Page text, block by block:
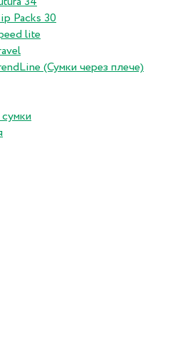
Packs 30
lite
(Сумки через плече)